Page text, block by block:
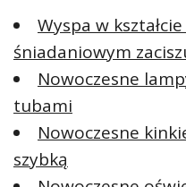
Wyspa w
śniadaniowym
Nowoczesne
tubami
Nowoczesne
szybką